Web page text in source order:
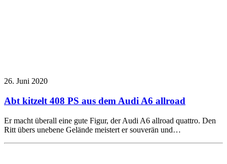
26. Juni 2020
Abt kitzelt 408 PS aus dem Audi A6 allroad
Er macht überall eine gute Figur, der Audi A6 allroad quattro. Den
Ritt übers unebene Gelände meistert er souverän und…